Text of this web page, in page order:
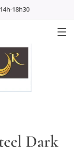
18h30
Dark